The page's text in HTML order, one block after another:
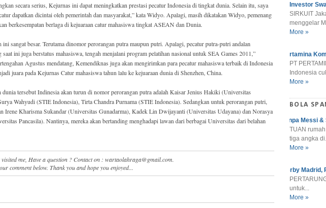
secara serius, Kejurnas ini dapat meningkatkan prestasi pecatur Indonesia di tingkat dunia. Selain itu, saya
dapatkan dicintai oleh pemerintah dan masyarakat,” kata Widyo. Apalagi, masih dikatakan Widyo, pemenang
berkesempatan berlaga di kejuaraan catur mahasiswa tingkat ASEAN dan Dunia.
ini sangat besar. Terutama dinomor perorangan putra maupun putri. Apalagi, pecatur putra-putri andalan
saat ini juga berstatus mahasiswa, tengah menjalani program pelatihan nasional untuk SEA Games 2011,”
Agustus mendatang, Kemendiknas juga akan mengirimkan para pecatur mahasiswa terbaik di Indonesia
juara pada Kejurnas Catur mahasiswa tahun lalu ke kejuaraan dunia di Shenzhen, China.
dunia tersebut Indinesia akan turun di nomor perorangan putra adalah Kaisar Jenius Hakiki (Universitas
Wahyudi (STIE Indonesia), Tirta Chandra Purnama (STIE Indonesia). Sedangkan untuk perorangan putri,
Irene Kharisma Sukandar (Universitas Gunadarma), Kadek Lin Dwijayanti (Universitas Udayana) dan Norasya
Pancasila). Nantinya, mereka akan bertanding menghadapi lawan dari berbagai Universitas dari belahan
me, Have a question ? Contact on : wartaolahraga@gmail.com.
comment below. Thank you and hope you enjoyed...
Investor
SIRKUIT
menggelar
More »
Pertamina
PT
Indonesia
More »
BOLA
Tanpa Messi
TUAN
tiga angka
More »
Derby
untuk...
More »